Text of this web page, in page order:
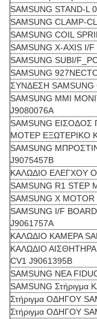
SAMSUNG STAND-L
SAMSUNG CLAMP-
SAMSUNG COIL
SAMSUNG X-AXIS I/
SAMSUNG SUBI/
SAMSUNG
ΣΥΝΔΕΣΗ SAMSUNG
SAMSUNG MMI
J9080076A
SAMSUNG
ΜΟΤΕΡ ΕΞΩΤΕΡΙΚΟ
SAMSUNG
J9075457B
ΚΑΛΩΔΙΟ ΕΛΕΓΧΟΥ
SAMSUNG R1 STEP
SAMSUNG X
SAMSUNG I/F
J9061757A
ΚΑΛΩΔΙΟ ΚΑΜΕΡΑ
ΚΑΛΩΔΙΟ
CV1 J9061395B
SAMSUNG ΝΕΑ
SAMSUNG Στήριγμα
Στήριγμα ΟΔΗΓΟΥ
Στήριγμα ΟΔΗΓΟΥ